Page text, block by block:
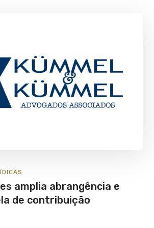
amplia abrangência e
de contribuição